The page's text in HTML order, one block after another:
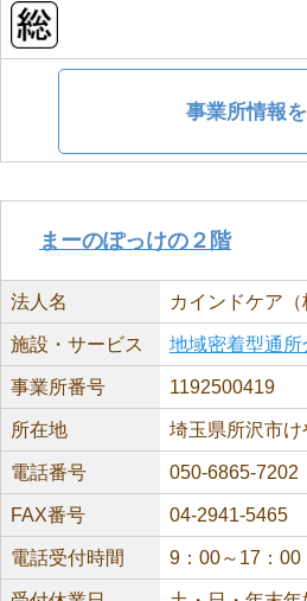
事業所情報
まーのぽっけの２階
法人名 カインドケア（
施設・サービス 地域密着型通所
事業所番号 1192500419
所在地 埼玉県所沢市
電話番号 050-6865-7202
FAX番号 04-2941-5465
電話受付時間 9：00～17：00